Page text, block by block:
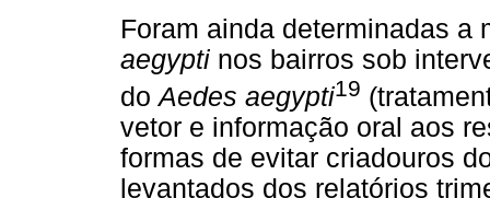
Foram ainda determinadas
aegypti nos bairros sob
doAedes aegypti19
vetor e informação oral aos
formas de evitar criadouros
levantados dos relatórios